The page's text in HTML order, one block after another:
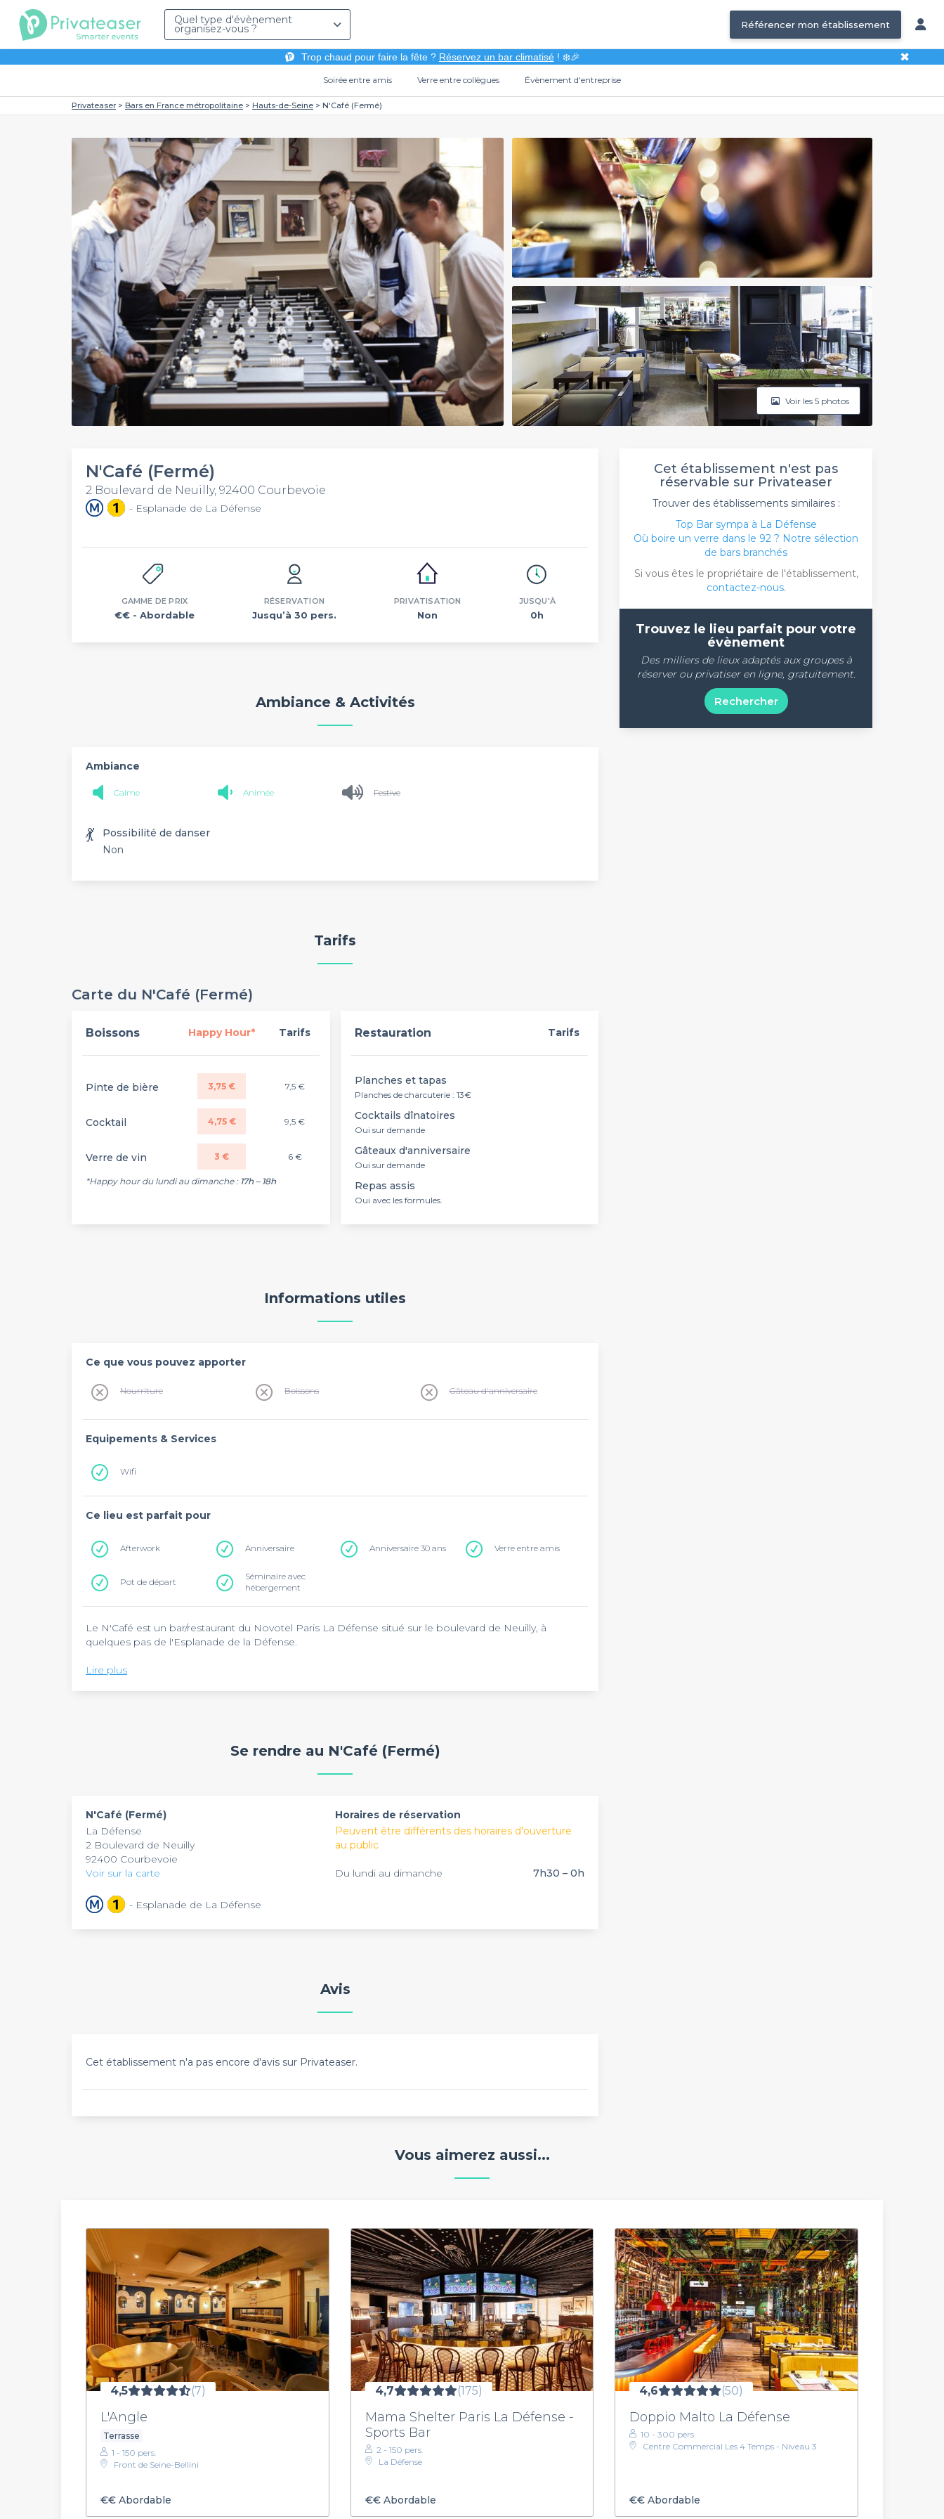
Quel type d'évènement
organisez-vous ? Référencer mon établissement
Trop chaud pour faire la fête ? Réservez un bar climatisé! ❄️🎉 ✖
Soirée entre amis Verre entre collègues Évènement d'entreprise
Privateaser Bars en France métropolitaine Hauts-de-Seine N'Café (Fermé)
Voir les 5 photos
N'Café (Fermé)
2 Boulevard de Neuilly, 92400 Courbevoie
- Esplanade de La Défense
GAMME DE PRIX
€€ - Abordable
RÉSERVATION
Jusqu’à 30 pers.
PRIVATISATION
Non
JUSQU'À
0h
Ambiance & Activités
Ambiance
Calme Animée Festive
💃
Possibilité de danser
Non
Tarifs
Carte du N'Café (Fermé)
Boissons Happy Hour* Tarifs
Pinte de bière 3,75 € 7,5 €
Cocktail 4,75 € 9,5 €
Verre de vin 3 € 6 €
*Happy hour du lundi au dimanche : 17h – 18h
Restauration Tarifs
Planches et tapas
Planches de charcuterie : 13€
Cocktails dînatoires
Oui sur demande
Gâteaux d'anniversaire
Oui sur demande
Repas assis
Oui avec les formules.
Informations utiles
Ce que vous pouvez apporter
Nourriture Boissons Gâteau d'anniversaire
Equipements & Services
Wifi
Ce lieu est parfait pour
Afterwork Anniversaire Anniversaire 30 ans Verre entre amis
Pot de départ
Séminaire avec
hébergement
Le N'Café est un bar/restaurant du Novotel Paris La Défense situé sur le boulevard de Neuilly, à
quelques pas de l'Esplanade de la Défense.
Cette belle adresse en plein coeur du quartier d'affaires de la Défense, propose une cuisine française,
Lire plus
Se rendre au N'Café (Fermé)
N'Café (Fermé)
La Défense
2 Boulevard de Neuilly
92400 Courbevoie
Voir sur la carte
- Esplanade de La Défense
Horaires de réservation
Peuvent être différents des horaires d'ouverture
au public
Du lundi au dimanche 7h30 – 0h
Avis
Cet établissement n'a pas encore d'avis sur Privateaser.
Cet établissement n'est pas
réservable sur Privateaser
Trouver des établissements similaires :
Top Bar sympa à La Défense
Où boire un verre dans le 92 ? Notre sélection
de bars branchés
Si vous êtes le propriétaire de l'établissement,
contactez-nous.
Trouvez le lieu parfait pour votre
évènement
Des milliers de lieux adaptés aux groupes à
réserver ou privatiser en ligne, gratuitement.
Rechercher
Vous aimerez aussi...
4,5 (7)
L'Angle
Terrasse
1 - 150 pers.
Front de Seine-Bellini
€€ Abordable
4,7 (175)
Mama Shelter Paris La Défense -
Sports Bar
2 - 150 pers.
La Défense
€€Abordable
4,6 (50)
Doppio Malto La Défense
10 - 300 pers.
Centre Commercial Les 4 Temps - Niveau 3
€€ Abordable